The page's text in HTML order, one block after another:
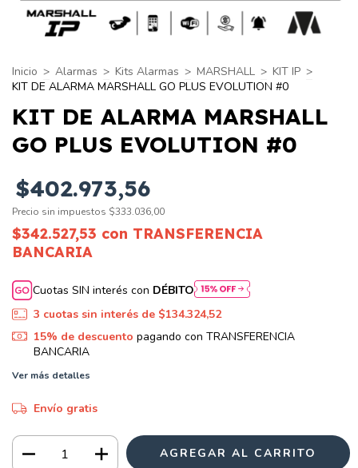
Inicio > Alarmas > Kits Alarmas > MARSHALL > KIT IP >
KIT DE ALARMA MARSHALL GO PLUS EVOLUTION #0
KIT DE ALARMA MARSHALL
GO PLUS EVOLUTION #0
$402.973,56
Precio sin impuestos $333.036,00
$342.527,53 con TRANSFERENCIA
BANCARIA
Cuotas SIN interés con DÉBITO
3 cuotas sin interés de $134.324,52
15% de descuento pagando con TRANSFERENCIA
BANCARIA
Ver más detalles
Envío gratis